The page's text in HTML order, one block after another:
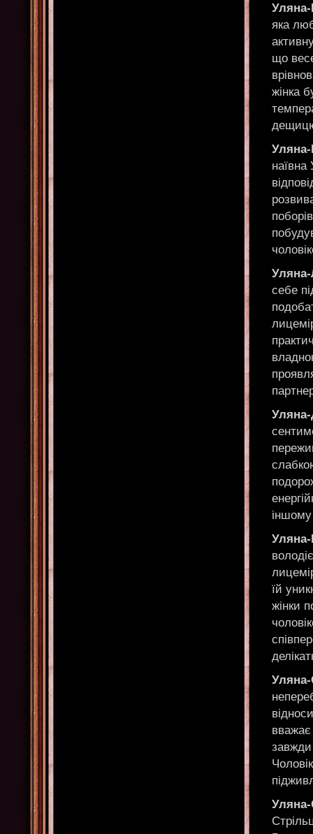
яка
що
жінка
себе
їй
жінки